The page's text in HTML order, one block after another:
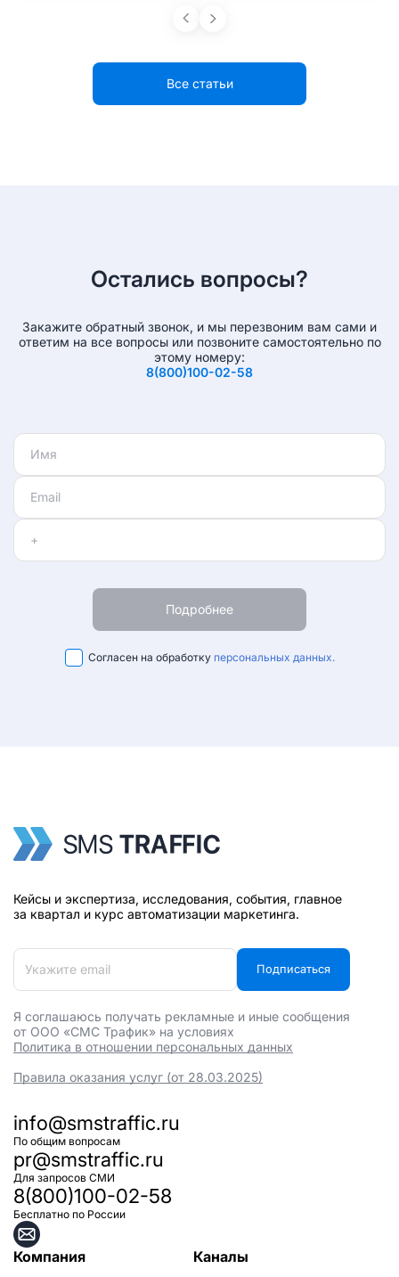
Все статьи
Остались вопросы?
Закажите обратный звонок, и мы перезвоним вам сами и
ответим на все вопросы или позвоните самостоятельно по
этому номеру:
8(800)100-02-58
Подробнее
Согласен на обработку персональных данных.
Кейсы и экспертиза, исследования, события, главное
за квартал и курс автоматизации маркетинга.
Подписаться
Я соглашаюсь получать рекламные и иные сообщения
от ООО «СМС Трафик» на условиях
Политика в отношении персональных данных
Правила оказания услуг (от 28.03.2025)
info@smstraffic.ru
По общим вопросам
pr@smstraffic.ru
Для запросов СМИ
8(800)100-02-58
Бесплатно по России
Компания
Каналы